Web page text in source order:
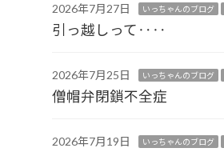
2026年7月27日 いっちゃんのブログ
引っ越しって‥‥
2026年7月25日 いっちゃんのブログ
僧帽弁閉鎖不全症
2026年7月19日 いっちゃんのブログ